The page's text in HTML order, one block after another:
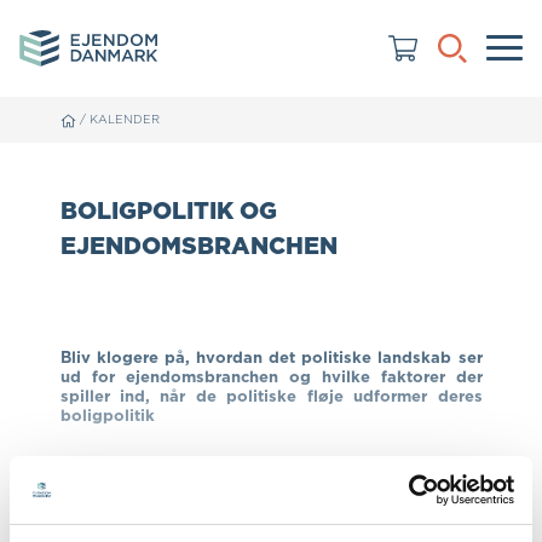
/ KALENDER
BOLIGPOLITIK OG
EJENDOMSBRANCHEN
Bliv klogere på, hvordan det politiske landskab ser
ud for ejendomsbranchen og hvilke faktorer der
spiller ind, når de politiske fløje udformer deres
boligpolitik
Kommunalvalget i 2025 satte for alvor sat boligpolitik
på dagsorden hos både de folkevalgte og hos
befolkningen. Boligmangel, klimatilpasning, Airbnb og
lejeniveauer - især i København har fået spalteplads